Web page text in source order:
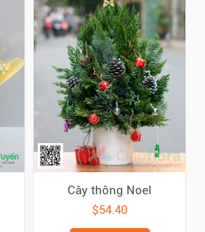
Cây thông Noel
$54.40